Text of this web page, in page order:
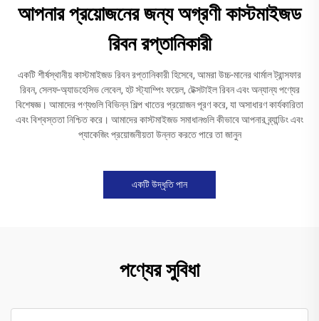
আপনার প্রয়োজনের জন্য অগ্রণী কাস্টমাইজড
রিবন রপ্তানিকারী
একটি শীর্ষস্থানীয় কাস্টমাইজড রিবন রপ্তানিকারী হিসেবে, আমরা উচ্চ-মানের থার্মাল ট্রান্সফার
রিবন, সেলফ-অ্যাডহেসিভ লেবেল, হট স্ট্যাম্পিং ফয়েল, টেক্সটাইল রিবন এবং অন্যান্য পণ্যের
বিশেষজ্ঞ। আমাদের পণ্যগুলি বিভিন্ন শিল্প খাতের প্রয়োজন পূরণ করে, যা অসাধারণ কার্যকারিতা
এবং বিশ্বস্ততা নিশ্চিত করে। আমাদের কাস্টমাইজড সমাধানগুলি কীভাবে আপনার ব্র্যান্ডিং এবং
প্যাকেজিং প্রয়োজনীয়তা উন্নত করতে পারে তা জানুন
একটি উদ্ধৃতি পান
পণ্যের সুবিধা